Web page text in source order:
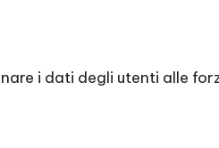
i dati degli utenti alle